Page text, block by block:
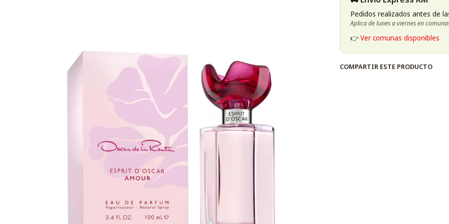
Esprit D Oscar Amour Oscar
Pedidos realizados antes de
Aplica de lunes a viernes en
👉Ver comunas disponibles
COMPARTIR ESTE PRODUCTO